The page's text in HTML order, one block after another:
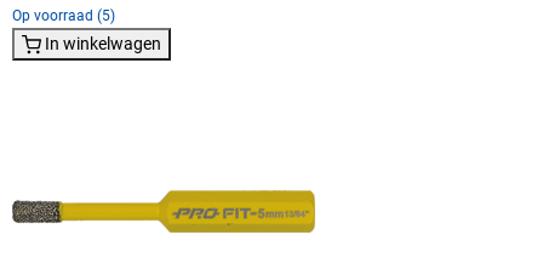
Op voorraad (5)
In winkelwagen